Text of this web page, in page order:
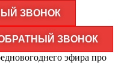
ЗВОНОК
ЗВОНОК
эфира про